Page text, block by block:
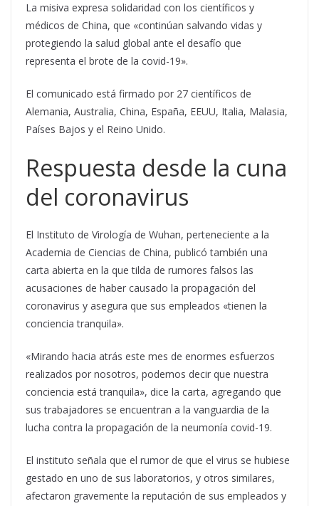
La misiva expresa solidaridad con los científicos y
médicos de China, que «continúan salvando vidas y
protegiendo la salud global ante el desafío que
representa el brote de la covid-19».
El comunicado está firmado por 27 científicos de
Alemania, Australia, China, España, EEUU, Italia, Malasia,
Países Bajos y el Reino Unido.
Respuesta desde la cuna
del coronavirus
El Instituto de Virología de Wuhan, perteneciente a la
Academia de Ciencias de China, publicó también una
carta abierta en la que tilda de rumores falsos las
acusaciones de haber causado la propagación del
coronavirus y asegura que sus empleados «tienen la
conciencia tranquila».
«Mirando hacia atrás este mes de enormes esfuerzos
realizados por nosotros, podemos decir que nuestra
conciencia está tranquila», dice la carta, agregando que
sus trabajadores se encuentran a la vanguardia de la
lucha contra la propagación de la neumonía covid-19.
El instituto señala que el rumor de que el virus se hubiese
gestado en uno de sus laboratorios, y otros similares,
afectaron gravemente la reputación de sus empleados y